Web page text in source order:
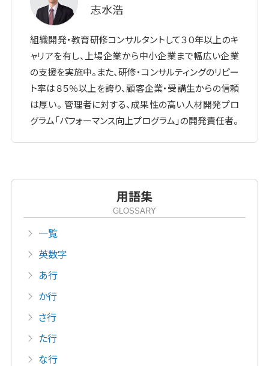
志水浩
組織開発・教育研修コンサルタントして３０年以上のキ
ャリアを有し、上場企業から中小企業まで幅広い企業
の支援を実施中。また、研修・コンサルティングのリピー
ト率は８５％以上を誇り、顧客企業・受講生からの信頼
は厚い。 管理者に対する、成果性の高い人材開発プロ
グラム「パフォーマンス向上プログラム」の開発責任者。
用語集
GLOSSARY
一覧
英数字
あ行
か行
さ行
た行
な行